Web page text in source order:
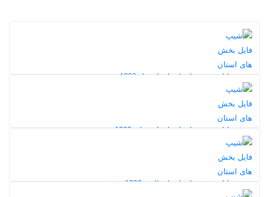
شیپ فایل بخش های استان اردبیل 1399
124
5,0
شیپ فایل بخش های استان اصفهان 1399
139
5,0
شیپ فایل بخش های استان البرز 1399